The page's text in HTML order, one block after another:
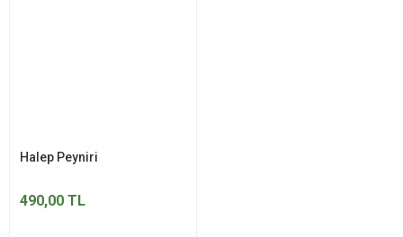
Halep Peyniri
490,00 TL